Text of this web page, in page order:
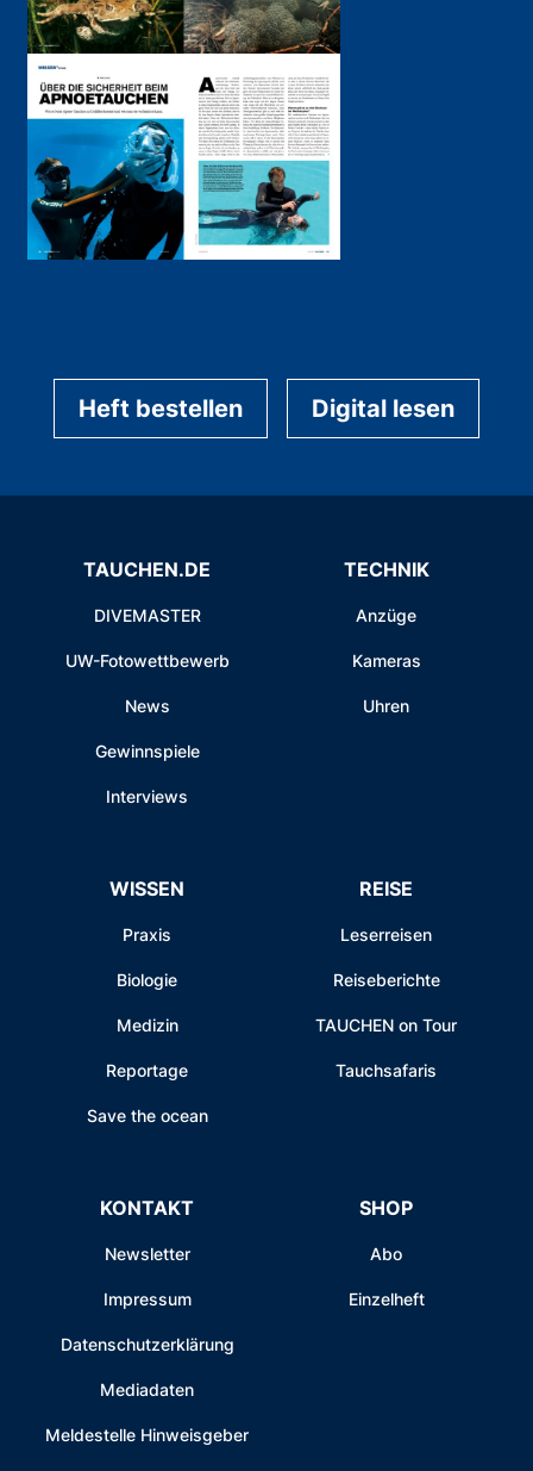
Heft bestellen Digital lesen
TAUCHEN.DE
DIVEMASTER
UW-Fotowettbewerb
News
Gewinnspiele
Interviews
TECHNIK
Anzüge
Kameras
Uhren
WISSEN
Praxis
Biologie
Medizin
Reportage
Save the ocean
REISE
Leserreisen
Reiseberichte
TAUCHEN on Tour
Tauchsafaris
KONTAKT
Newsletter
Impressum
Datenschutzerklärung
Mediadaten
Meldestelle Hinweisgeber
SHOP
Abo
Einzelheft